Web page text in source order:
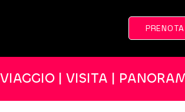
PRENOTA
VIAGGIO | VISITA |